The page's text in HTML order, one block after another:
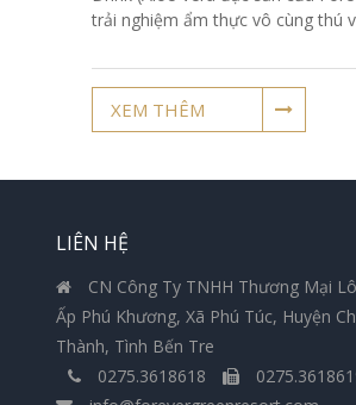
trải nghiệm ẩm thực vô cùng thú
XEM THÊM
LIÊN HỆ
CN Công Ty TNHH Thương Mại
Ấp Phú Khương, Xã Phú Túc, Huyện
Thành, Tình Bến Tre
0275.3618618